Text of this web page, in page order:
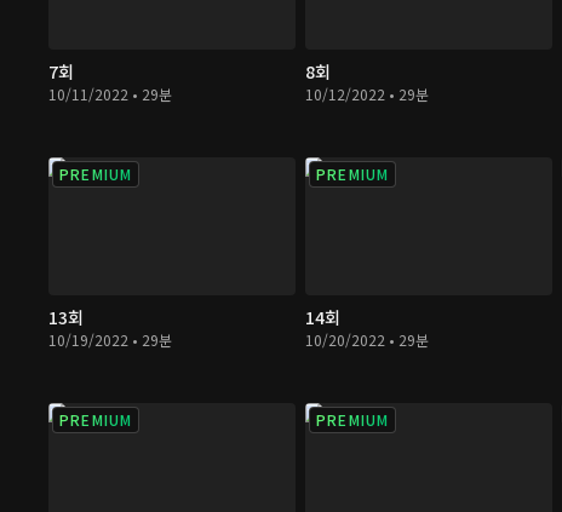
7회
10/11/2022 • 29분
8회
10/12/2022 • 29분
PREMIUM
13회
10/19/2022 • 29분
PREMIUM
14회
10/20/2022 • 29분
PREMIUM PREMIUM